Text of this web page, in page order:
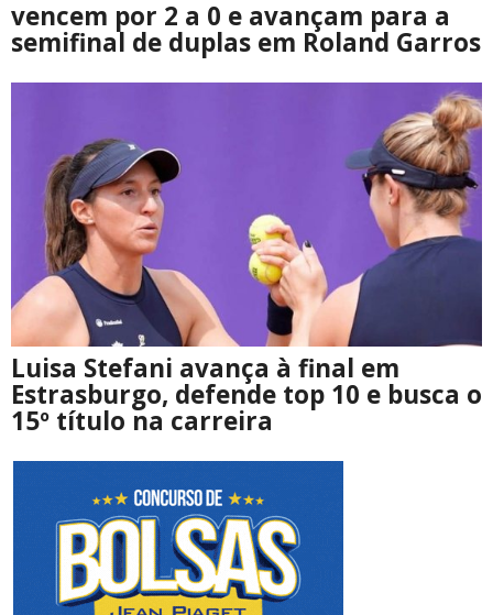
vencem por 2 a 0 e avançam para a
semifinal de duplas em Roland Garros
Luisa Stefani avança à final em
Estrasburgo, defende top 10 e busca o
15º título na carreira